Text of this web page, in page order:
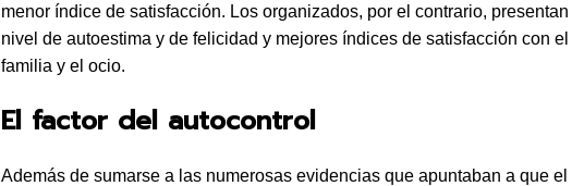
menor índice de satisfacción. Los organizados, por el contrario,
nivel de autoestima y de felicidad y mejores índices de satisfacción con el
familia y el ocio.
El factor del autocontrol
Además de sumarse a las numerosas evidencias que apuntaban a que el